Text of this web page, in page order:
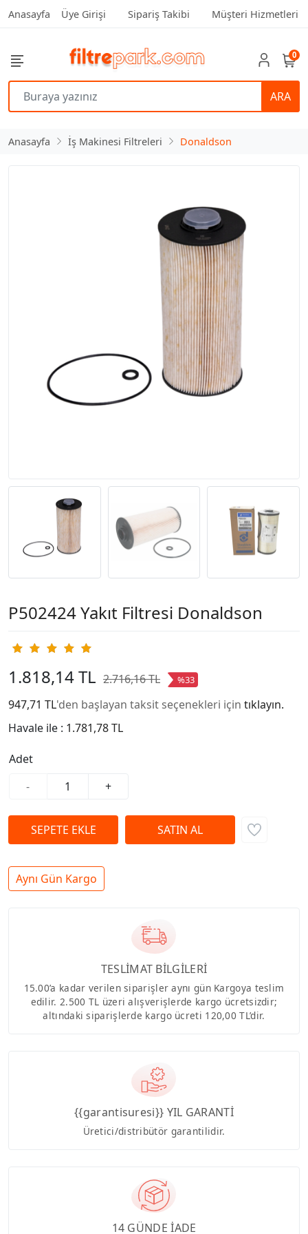
Anasayfa Üye Girişi Sipariş Takibi Müşteri Hizmetleri
ARA
0
Anasayfa İş Makinesi Filtreleri Donaldson
P502424 Yakıt Filtresi Donaldson
1.818,14 TL 2.716,16 TL %33
947,71 TL'den başlayan taksit seçenekleri için tıklayın.
Havale ile : 1.781,78 TL
Adet
-
+
Aynı Gün Kargo
TESLİMAT BİLGİLERİ
15.00’a kadar verilen siparişler aynı gün Kargoya teslim
edilir. 2.500 TL üzeri alışverişlerde kargo ücretsizdir;
altındaki siparişlerde kargo ücreti 120,00 TL’dir.
{{garantisuresi}} YIL GARANTİ
Üretici/distribütör garantilidir.
14 GÜNDE İADE